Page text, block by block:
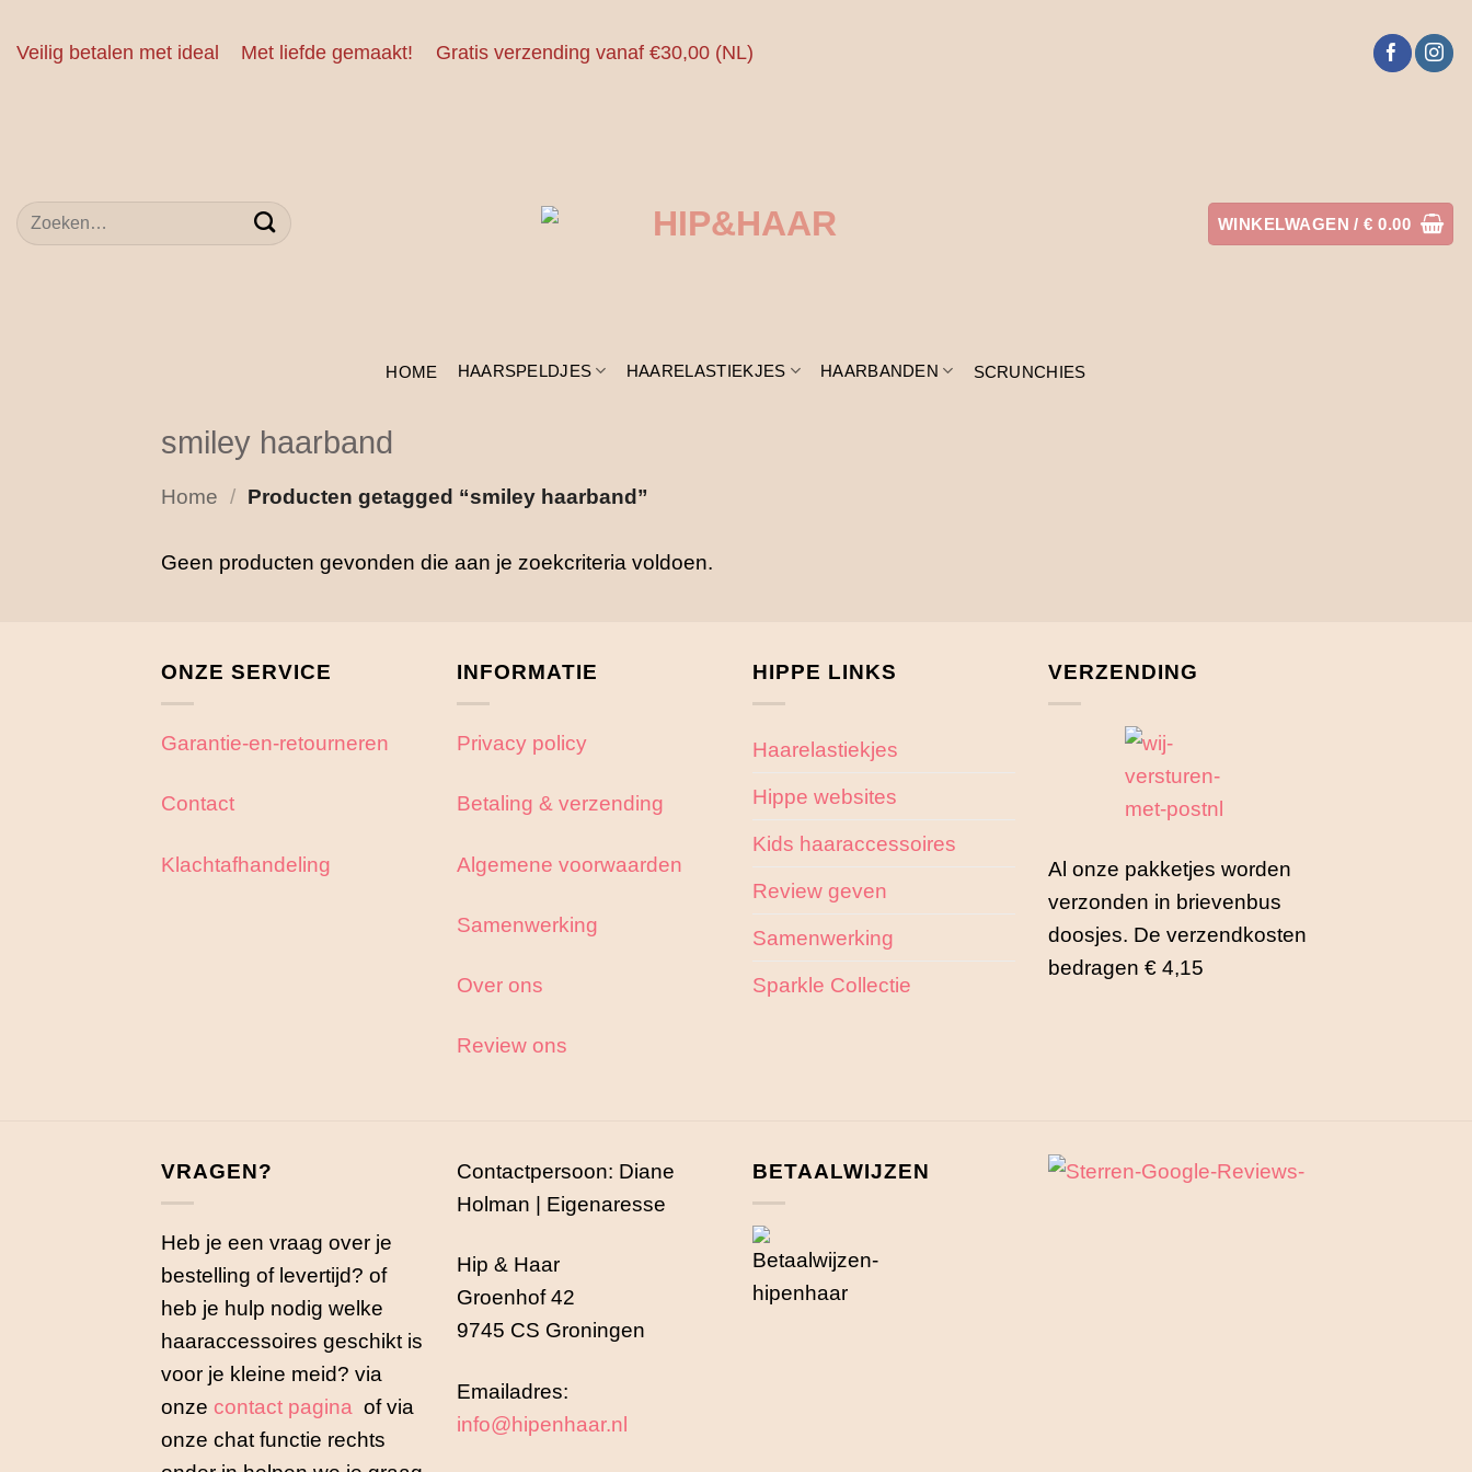
naar
Veilig betalen met ideal Met liefde gemaakt! Gratis verzending vanaf €30,00 (NL)
Zoeken
naar:
WINKELWAGEN /€ 0.00
HOME HAARSPELDJES HAARELASTIEKJES HAARBANDEN SCRUNCHIES
smiley haarband
Home / Producten getagged “smiley haarband”
Geen producten gevonden die aan je zoekcriteria voldoen.
ONZE SERVICE
Garantie-en-retourneren
Contact
Klachtafhandeling
INFORMATIE
Privacy policy
Betaling & verzending
Algemene voorwaarden
Samenwerking
Over ons
Review ons
HIPPE LINKS
Haarelastiekjes
Hippe websites
Kids haaraccessoires
Review geven
Samenwerking
Sparkle Collectie
VERZENDING
Al onze pakketjes worden
verzonden in brievenbus
doosjes. De verzendkosten
bedragen € 4,15
VRAGEN?
Heb je een vraag over je
bestelling of levertijd? of
heb je hulp nodig welke
haaraccessoires geschikt is
voor je kleine meid? via
onze contact pagina of via
onze chat functie rechts
Contactpersoon: Diane
Holman | Eigenaresse
Hip & Haar
Groenhof 42
9745 CS Groningen
Emailadres:
info@hipenhaar.nl
BETAALWIJZEN